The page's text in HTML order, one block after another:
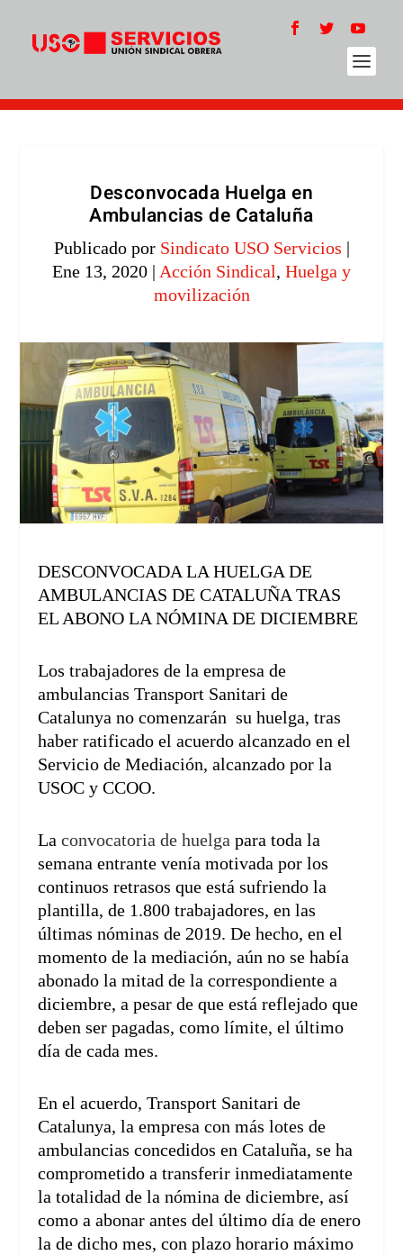
Desconvocada Huelga en
Ambulancias de Cataluña
Publicado por Sindicato USO Servicios |
Ene 13, 2020 | Acción Sindical, Huelga y
movilización
DESCONVOCADA LA HUELGA DE
AMBULANCIAS DE CATALUÑA TRAS
EL ABONO LA NÓMINA DE DICIEMBRE
Los trabajadores de la empresa de
ambulancias Transport Sanitari de
Catalunya no comenzarán su huelga, tras
haber ratificado el acuerdo alcanzado en el
Servicio de Mediación, alcanzado por la
USOC y CCOO.
La convocatoria de huelga para toda la
semana entrante venía motivada por los
continuos retrasos que está sufriendo la
plantilla, de 1.800 trabajadores, en las
últimas nóminas de 2019. De hecho, en el
momento de la mediación, aún no se había
abonado la mitad de la correspondiente a
diciembre, a pesar de que está reflejado que
deben ser pagadas, como límite, el último
día de cada mes.
En el acuerdo, Transport Sanitari de
Catalunya, la empresa con más lotes de
ambulancias concedidos en Cataluña, se ha
comprometido a transferir inmediatamente
la totalidad de la nómina de diciembre, así
como a abonar antes del último día de enero
la de dicho mes, con plazo horario máximo